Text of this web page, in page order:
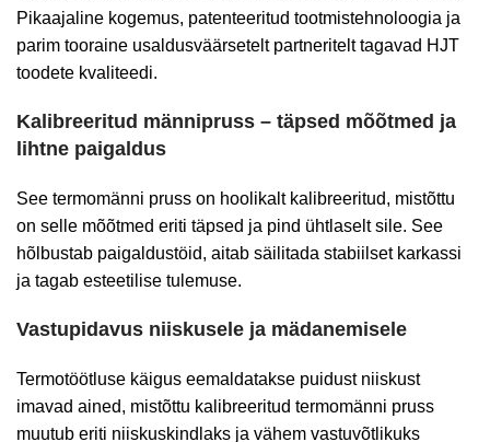
Pikaajaline kogemus, patenteeritud tootmistehnoloogia ja
parim tooraine usaldusväärsetelt partneritelt tagavad HJT
toodete kvaliteedi.
Kalibreeritud männipruss – täpsed mõõtmed ja
lihtne paigaldus
See termomänni pruss on hoolikalt kalibreeritud, mistõttu
on selle mõõtmed eriti täpsed ja pind ühtlaselt sile. See
hõlbustab paigaldustöid, aitab säilitada stabiilset karkassi
ja tagab esteetilise tulemuse.
Vastupidavus niiskusele ja mädanemisele
Termotöötluse käigus eemaldatakse puidust niiskust
imavad ained, mistõttu kalibreeritud termomänni pruss
muutub eriti niiskuskindlaks ja vähem vastuvõtlikuks